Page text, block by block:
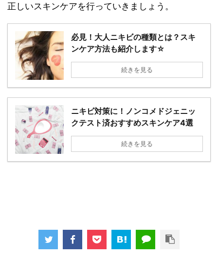
正しいスキンケアを行っていきましょう。
必見！大人ニキビの種類とは？スキ
ンケア方法も紹介します☆
続きを見る
ニキビ対策に！ノンコメドジェニッ
クテスト済おすすめスキンケア4選
続きを見る